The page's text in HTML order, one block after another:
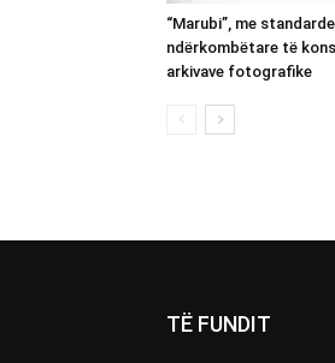
“Marubi”, me standarde
ndërkombëtare të
arkivave fotografike
TË FUNDIT